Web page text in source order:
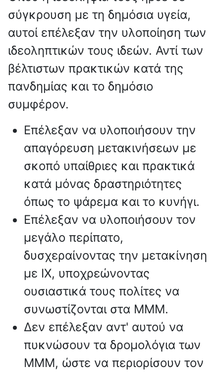
σύγκρουση με τη δημόσια υγεία,
αυτοί επέλεξαν την υλοποίηση των
ιδεοληπτικών τους ιδεών. Αντί των
βέλτιστων πρακτικών κατά της
πανδημίας και το δημόσιο
συμφέρον.
Επέλεξαν να υλοποιήσουν την
απαγόρευση μετακινήσεων με
σκοπό υπαίθριες και πρακτικά
κατά μόνας δραστηριότητες
όπως το ψάρεμα και το κυνήγι.
Επέλεξαν να υλοποιήσουν τον
μεγάλο περίπατο,
δυσχεραίνοντας την μετακίνηση
με ΙΧ, υποχρεώνοντας
ουσιαστικά τους πολίτες να
συνωστίζονται στα ΜΜΜ.
Δεν επέλεξαν αντ' αυτού να
πυκνώσουν τα δρομολόγια των
ΜΜΜ, ώστε να περιορίσουν τον